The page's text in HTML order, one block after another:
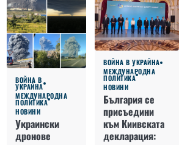
ВОЙНА В
УКРАЙНА
МЕЖДУНАРОДНА
ПОЛИТИКА
НОВИНИ
Украински
дронове
ВОЙНА В УКРАЙНА
МЕЖДУНАРОДНА
ПОЛИТИКА
НОВИНИ
България се
присъедини
към Киивската
декларация: